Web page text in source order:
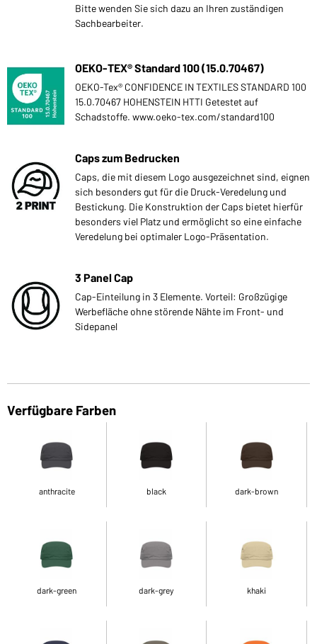
Bitte wenden Sie sich dazu an Ihren zuständigen
Sachbearbeiter.
OEKO-TEX® Standard 100 (15.0.70467)
OEKO-Tex® CONFIDENCE IN TEXTILES STANDARD 100
15.0.70467 HOHENSTEIN HTTI Getestet auf
Schadstoffe. www.oeko-tex.com/standard100
Caps zum Bedrucken
Caps, die mit diesem Logo ausgezeichnet sind, eignen
sich besonders gut für die Druck-Veredelung und
Bestickung. Die Konstruktion der Caps bietet hierfür
besonders viel Platz und ermöglicht so eine einfache
Veredelung bei optimaler Logo-Präsentation.
3 Panel Cap
Cap-Einteilung in 3 Elemente. Vorteil: Großzügige
Werbefläche ohne störende Nähte im Front- und
Sidepanel
Verfügbare Farben
anthracite black dark-brown
dark-green dark-grey khaki